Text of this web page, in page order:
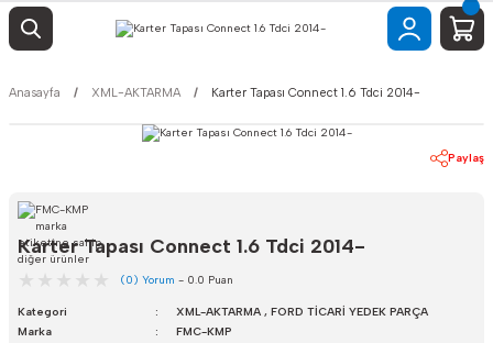
Anasayfa XML-AKTARMA Karter Tapası Connect 1.6 Tdci 2014-
Paylaş
Karter Tapası Connect 1.6 Tdci 2014-
(0) Yorum - 0.0 Puan
Kategori XML-AKTARMA , FORD TİCARİ YEDEK PARÇA
Marka
FMC-KMP